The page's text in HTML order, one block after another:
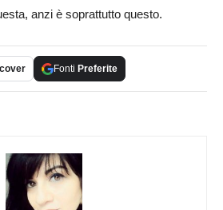
anzi è soprattutto questo.
Fonti Preferite